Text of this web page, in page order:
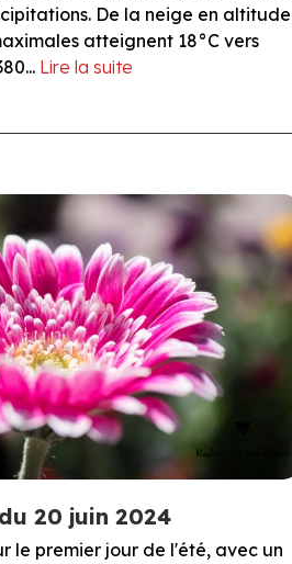
De la neige en
atteignent 18°C vers
Lire la suite
20 juin 2024
le premier jour de l'été, avec un